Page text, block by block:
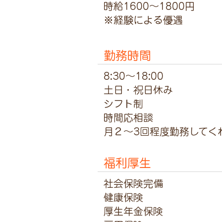
時給1600～1800円
※経験による優遇
勤務時間
8:30～18:00
土日・祝日休み
シフト制
時間応相談
月２～3回程度勤務してく
福利厚生
社会保険完備
健康保険
厚生年金保険